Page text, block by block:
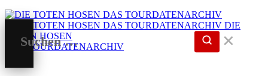
DIE
TOTEN HOSEN
DAS TOURDATENARCHIV
✕